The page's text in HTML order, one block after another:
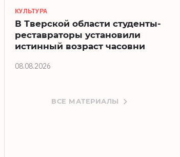
КУЛЬТУРА
В Тверской области студенты-
реставраторы установили
истинный возраст часовни
08.08.2026
ВСЕ МАТЕРИАЛЫ